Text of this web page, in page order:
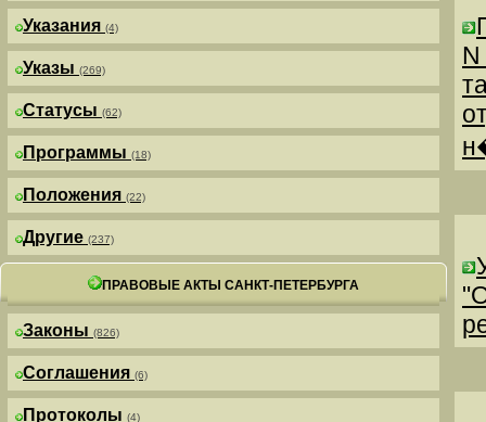
Указания (4)
Указы (269)
Статусы (62)
Программы (18)
Положения (22)
Другие (237)
ПРАВОВЫЕ АКТЫ САНКТ-ПЕТЕРБУРГА
Законы (826)
Соглашения (6)
Протоколы (4)